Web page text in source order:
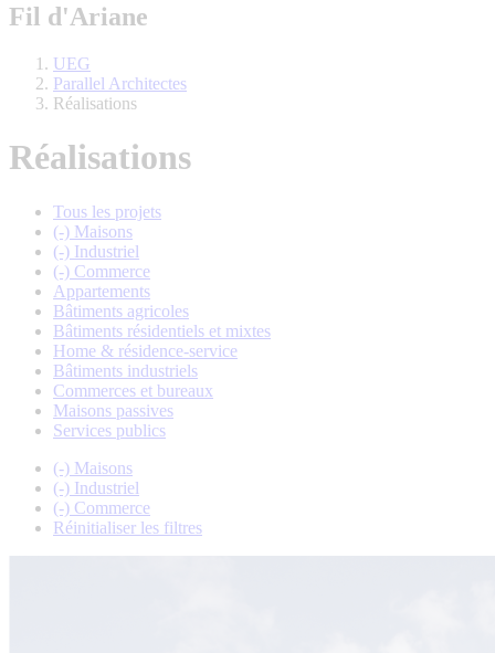
Fil d'Ariane
UEG
Parallel Architectes
Réalisations
Réalisations
Tous les projets
(-) Maisons
(-) Industriel
(-) Commerce
Appartements
Bâtiments agricoles
Bâtiments résidentiels et mixtes
Home & résidence-service
Bâtiments industriels
Commerces et bureaux
Maisons passives
Services publics
(-) Maisons
(-) Industriel
(-) Commerce
Réinitialiser les filtres